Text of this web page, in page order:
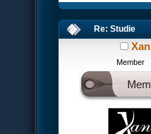
Re: Studie
Xan
Member